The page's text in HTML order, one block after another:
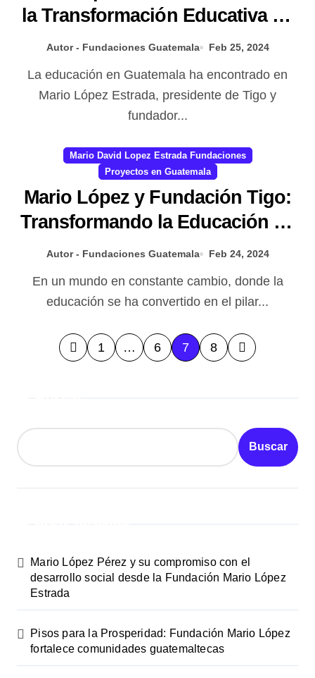
la Transformación Educativa de
Guatemala
Autor - Fundaciones Guatemala Feb 25, 2024
La educación en Guatemala ha encontrado en
Mario López Estrada, presidente de Tigo y
fundador...
Mario David Lopez Estrada Fundaciones
Proyectos en Guatemala
Mario López y Fundación Tigo:
Transformando la Educación en
Guatemala
Autor - Fundaciones Guatemala Feb 24, 2024
En un mundo en constante cambio, donde la
educación se ha convertido en el pilar...
P
i
n
a
ó
n
d
e
1 … 6 7 8
Buscar
Mario López Pérez y su compromiso con el
desarrollo social desde la Fundación Mario López
Estrada
Pisos para la Prosperidad: Fundación Mario López
fortalece comunidades guatemaltecas